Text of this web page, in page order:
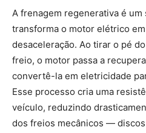
A frenagem regenerativa é
transforma o motor elétrico
desaceleração. Ao tirar o pé
freio, o motor passa a
convertê-la em eletricidade
Esse processo cria uma
veículo, reduzindo
dos freios mecânicos —